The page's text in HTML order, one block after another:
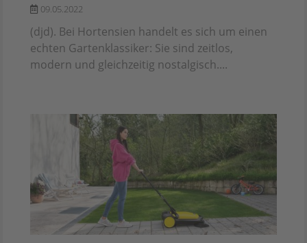
09.05.2022
(djd). Bei Hortensien handelt es sich um einen
echten Gartenklassiker: Sie sind zeitlos,
modern und gleichzeitig nostalgisch....